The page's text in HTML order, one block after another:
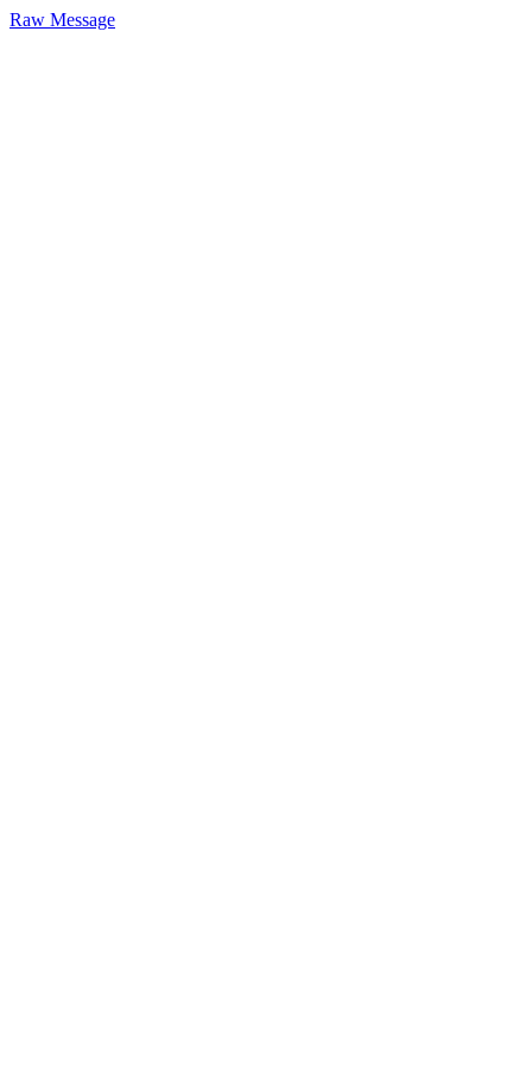
Raw Message